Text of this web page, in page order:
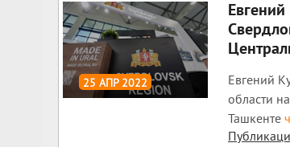
25 АПР 2022
Евгений
области
Ташкенте